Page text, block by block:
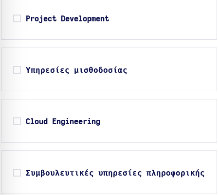
Project Development
Υπηρεσίες μισθοδοσίας
Cloud Engineering
Συμβουλευτικές υπηρεσίες πληροφορικής